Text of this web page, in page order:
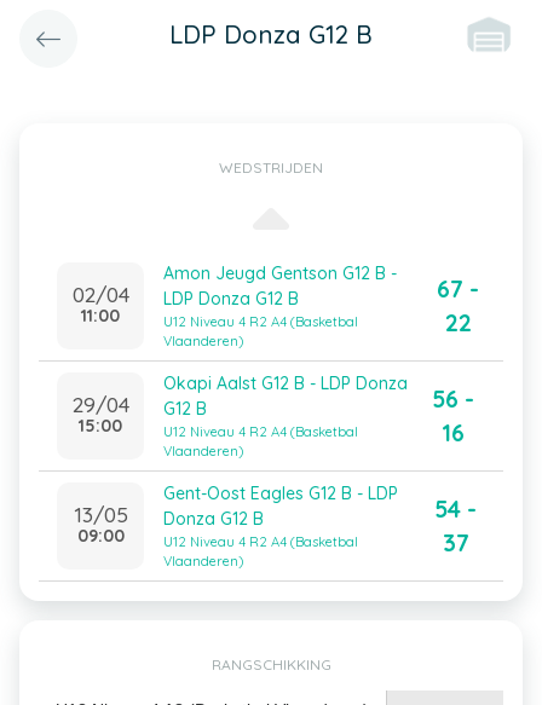
LDP Donza G12 B
WEDSTRIJDEN
02/04
11:00
Amon Jeugd Gentson G12 B -
LDP Donza G12 B
U12 Niveau 4 R2 A4 (Basketbal
Vlaanderen)
67 -
22
29/04
15:00
Okapi Aalst G12 B - LDP Donza
G12 B
U12 Niveau 4 R2 A4 (Basketbal
Vlaanderen)
56 -
16
13/05
09:00
Gent-Oost Eagles G12 B - LDP
Donza G12 B
U12 Niveau 4 R2 A4 (Basketbal
Vlaanderen)
54 -
37
RANGSCHIKKING